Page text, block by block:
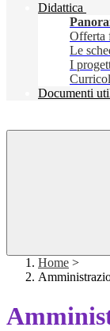
Didattica
Offerta
Le
I
Documenti
Home >